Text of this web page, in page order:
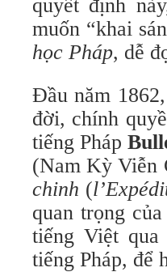
quyết định
muốn “khai
học Pháp, dễ
Đầu năm
đời, chính
tiếng Pháp
(Nam Kỳ Viễn
chinh (
quan trọng
tiếng Việt
tiếng Pháp, để